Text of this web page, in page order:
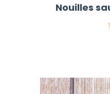
Nouilles